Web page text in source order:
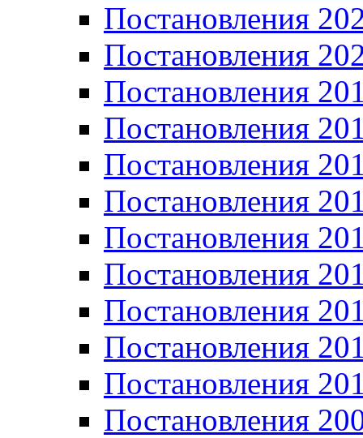
Постановления
Постановления
Постановления
Постановления
Постановления
Постановления
Постановления
Постановления
Постановления
Постановления
Постановления
Постановления